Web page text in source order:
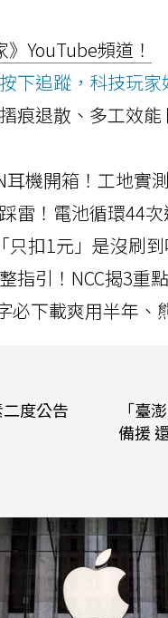
YouTube頻道！
下追蹤，科技玩家
痕退散、多工效
耳機開箱！工地
雷！電池循環44
只扣1元」是沒刷
指引！NCC揭3重
必下載爽用半年、
度公告
「臺
備援